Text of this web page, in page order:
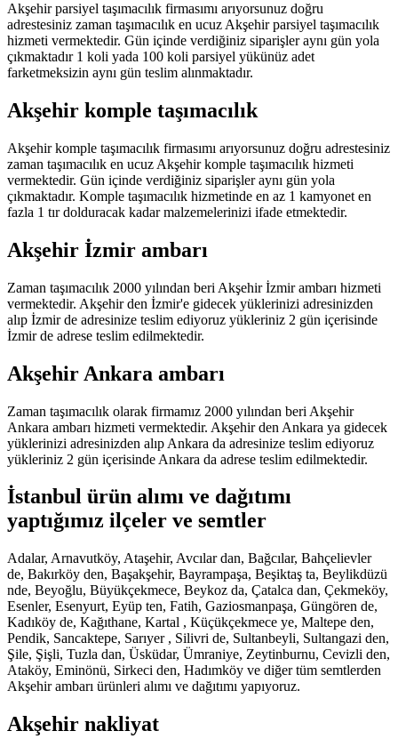
Akşehir parsiyel taşımacılık firmasımı arıyorsunuz doğru
adrestesiniz zaman taşımacılık en ucuz Akşehir parsiyel taşımacılık
hizmeti vermektedir. Gün içinde verdiğiniz siparişler aynı gün yola
çıkmaktadır 1 koli yada 100 koli parsiyel yükünüz adet
farketmeksizin aynı gün teslim alınmaktadır.
Akşehir komple taşımacılık
Akşehir komple taşımacılık firmasımı arıyorsunuz doğru adrestesiniz
zaman taşımacılık en ucuz Akşehir komple taşımacılık hizmeti
vermektedir. Gün içinde verdiğiniz siparişler aynı gün yola
çıkmaktadır. Komple taşımacılık hizmetinde en az 1 kamyonet en
fazla 1 tır dolduracak kadar malzemelerinizi ifade etmektedir.
Akşehir İzmir ambarı
Zaman taşımacılık 2000 yılından beri Akşehir İzmir ambarı hizmeti
vermektedir. Akşehir den İzmir'e gidecek yüklerinizi adresinizden
alıp İzmir de adresinize teslim ediyoruz yükleriniz 2 gün içerisinde
İzmir de adrese teslim edilmektedir.
Akşehir Ankara ambarı
Zaman taşımacılık olarak firmamız 2000 yılından beri Akşehir
Ankara ambarı hizmeti vermektedir. Akşehir den Ankara ya gidecek
yüklerinizi adresinizden alıp Ankara da adresinize teslim ediyoruz
yükleriniz 2 gün içerisinde Ankara da adrese teslim edilmektedir.
İstanbul ürün alımı ve dağıtımı
yaptığımız ilçeler ve semtler
Adalar, Arnavutköy, Ataşehir, Avcılar dan, Bağcılar, Bahçelievler
de, Bakırköy den, Başakşehir, Bayrampaşa, Beşiktaş ta, Beylikdüzü
nde, Beyoğlu, Büyükçekmece, Beykoz da, Çatalca dan, Çekmeköy,
Esenler, Esenyurt, Eyüp ten, Fatih, Gaziosmanpaşa, Güngören de,
Kadıköy de, Kağıthane, Kartal , Küçükçekmece ye, Maltepe den,
Pendik, Sancaktepe, Sarıyer , Silivri de, Sultanbeyli, Sultangazi den,
Şile, Şişli, Tuzla dan, Üsküdar, Ümraniye, Zeytinburnu, Cevizli den,
Ataköy, Eminönü, Sirkeci den, Hadımköy ve diğer tüm semtlerden
Akşehir ambarı ürünleri alımı ve dağıtımı yapıyoruz.
Akşehir nakliyat